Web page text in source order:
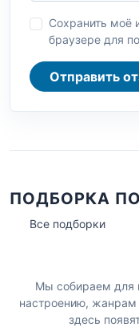
Сохранить моё
браузере для
ПОДБОРКА
Все подборки
Мы собираем для
настроению,
здесь